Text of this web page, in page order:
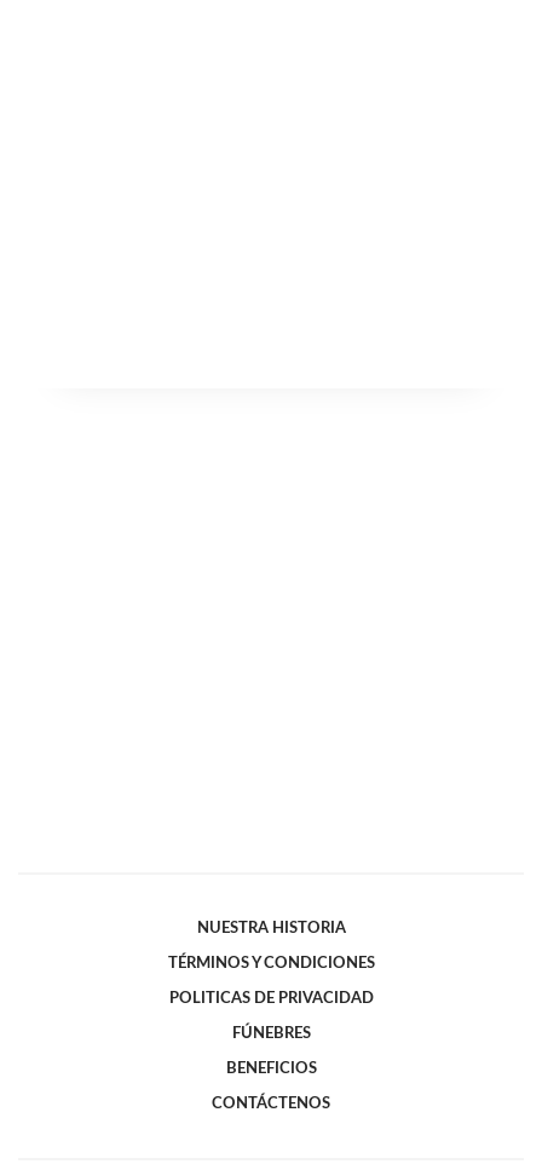
NUESTRA HISTORIA
TÉRMINOS Y CONDICIONES
POLITICAS DE PRIVACIDAD
FÚNEBRES
BENEFICIOS
CONTÁCTENOS